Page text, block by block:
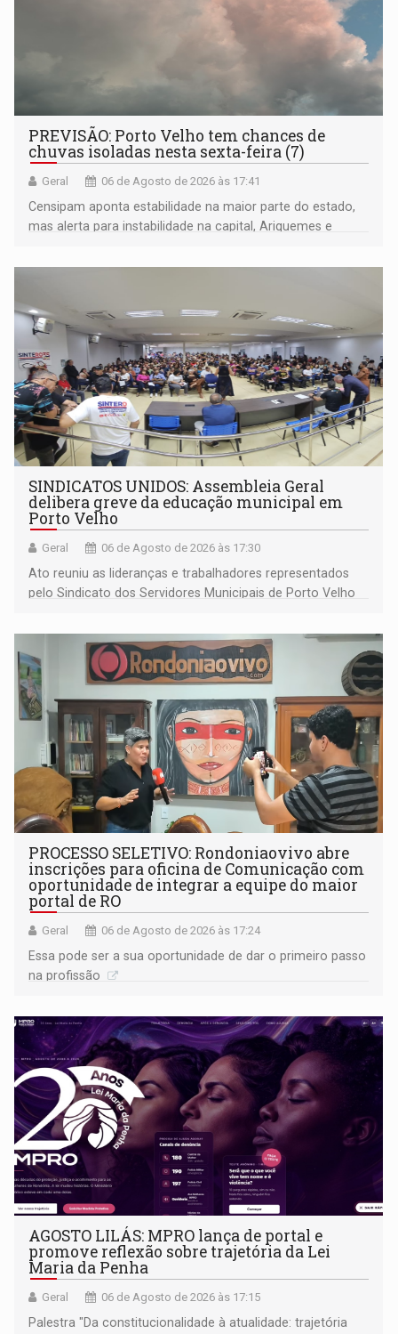
PREVISÃO: Porto Velho tem chances de
chuvas isoladas nesta sexta-feira (7)
Geral 06 de Agosto de 2026 às 17:41
Censipam aponta estabilidade na maior parte do estado,
mas alerta para instabilidade na capital, Ariquemes e
SINDICATOS UNIDOS: Assembleia Geral
delibera greve da educação municipal em
Porto Velho
Geral 06 de Agosto de 2026 às 17:30
Ato reuniu as lideranças e trabalhadores representados
pelo Sindicato dos Servidores Municipais de Porto Velho
PROCESSO SELETIVO: Rondoniaovivo abre
inscrições para oficina de Comunicação com
oportunidade de integrar a equipe do maior
portal de RO
Geral 06 de Agosto de 2026 às 17:24
Essa pode ser a sua oportunidade de dar o primeiro passo
na profissão
AGOSTO LILÁS: MPRO lança de portal e
promove reflexão sobre trajetória da Lei
Maria da Penha
Geral 06 de Agosto de 2026 às 17:15
Palestra "Da constitucionalidade à atualidade: trajetória